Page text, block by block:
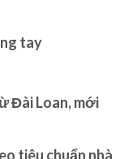
tay
Đài Loan, mới
tiêu chuẩn nhà